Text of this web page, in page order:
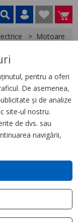
Motoare
pentru a oferi
De asemenea,
și de analize
site-ul nostru.
de dvs. sau
navigării,